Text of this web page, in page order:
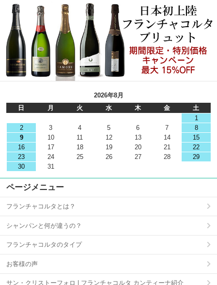
2026年8月
日
月 火 水 木 金
土
1
2
3 4 5 6 7
8
9
10 11 12 13 14
15
16
17 18 19 20 21
22
23
24 25 26 27 28
29
30
31
ページメニュー
フランチャコルタとは？
シャンパンと何が違うの？
フランチャコルタのタイプ
お客様の声
サン・クリストーフォロ | フランチャコルタ カンティーナ紹介